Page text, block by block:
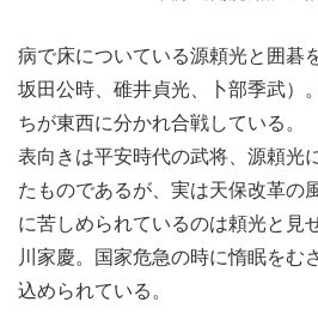
病で床についている源頼光と囲碁
坂田公時、碓井貞光、卜部季武）
ちが東西に分かれ合戦している。
表向きは平安時代の武将、源頼光
たものであるが、実は天保改革の
に苦しめられているのは頼光と見
川家慶。国家危急の時に惰眠をむ
込められている。